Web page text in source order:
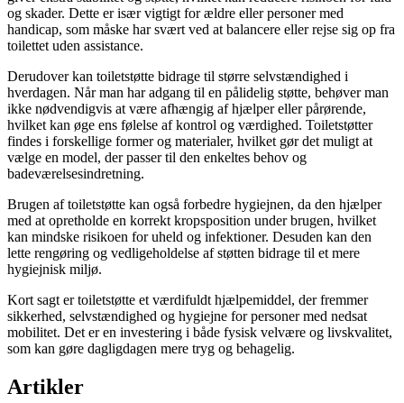
og skader. Dette er især vigtigt for ældre eller personer med
handicap, som måske har svært ved at balancere eller rejse sig op fra
toilettet uden assistance.
Derudover kan toiletstøtte bidrage til større selvstændighed i
hverdagen. Når man har adgang til en pålidelig støtte, behøver man
ikke nødvendigvis at være afhængig af hjælper eller pårørende,
hvilket kan øge ens følelse af kontrol og værdighed. Toiletstøtter
findes i forskellige former og materialer, hvilket gør det muligt at
vælge en model, der passer til den enkeltes behov og
badeværelsesindretning.
Brugen af toiletstøtte kan også forbedre hygiejnen, da den hjælper
med at opretholde en korrekt kropsposition under brugen, hvilket
kan mindske risikoen for uheld og infektioner. Desuden kan den
lette rengøring og vedligeholdelse af støtten bidrage til et mere
hygiejnisk miljø.
Kort sagt er toiletstøtte et værdifuldt hjælpemiddel, der fremmer
sikkerhed, selvstændighed og hygiejne for personer med nedsat
mobilitet. Det er en investering i både fysisk velvære og livskvalitet,
som kan gøre dagligdagen mere tryg og behagelig.
Artikler